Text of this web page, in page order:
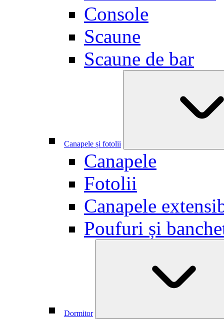
Console
Scaune
Scaune de bar
Canapele și fotolii
Canapele
Fotolii
Canapele
Poufuri și
Dormitor